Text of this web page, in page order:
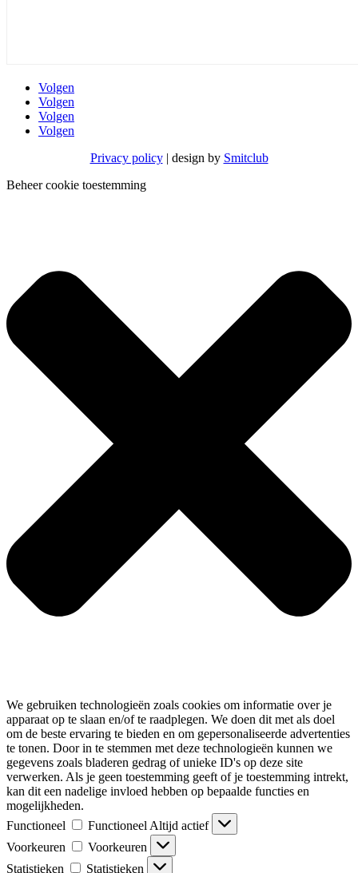
Volgen
Volgen
Volgen
Volgen
Privacy policy| design by Smitclub
Beheer cookie toestemming
We gebruiken technologieën zoals cookies om informatie over je
apparaat op te slaan en/of te raadplegen. We doen dit met als doel
om de beste ervaring te bieden en om gepersonaliseerde advertenties
te tonen. Door in te stemmen met deze technologieën kunnen we
gegevens zoals bladeren gedrag of unieke ID's op deze site
verwerken. Als je geen toestemming geeft of je toestemming intrekt,
kan dit een nadelige invloed hebben op bepaalde functies en
mogelijkheden.
Functioneel
Functioneel Altijd actief
Voorkeuren
Voorkeuren
Statistieken
Statistieken